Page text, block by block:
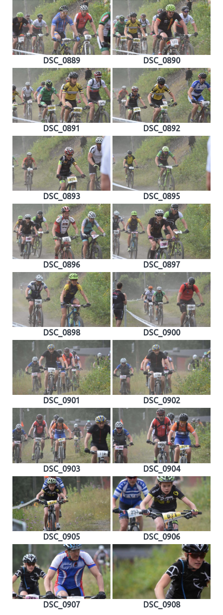
DSC_0889 DSC_0890
DSC_0891 DSC_0892
DSC_0893 DSC_0895
DSC_0896 DSC_0897
DSC_0898 DSC_0900
DSC_0901 DSC_0902
DSC_0903 DSC_0904
DSC_0905 DSC_0906
DSC_0907 DSC_0908